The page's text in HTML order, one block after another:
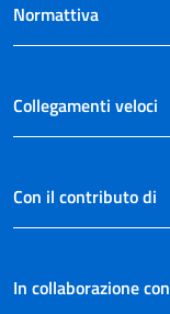
Normattiva
Collegamenti veloci
Con il contributo di
In collaborazione con